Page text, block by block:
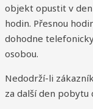
objekt opustit v
hodin. Přesnou
dohodne
osobou.
Nedodrží-li
za další den pobytu